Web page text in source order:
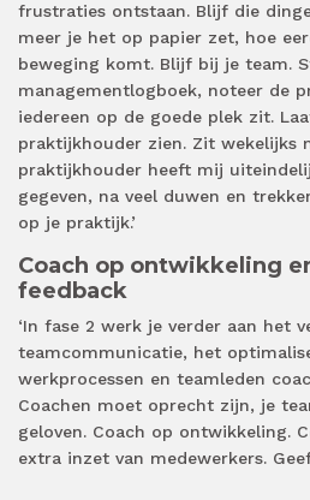
frustraties ontstaan. Blijf die
meer je het op papier zet, hoe
beweging komt. Blijf bij je team.
managementlogboek, noteer de
iedereen op de goede plek zit.
praktijkhouder zien. Zit wekelijks
praktijkhouder heeft mij
gegeven, na veel duwen en
op je praktijk.’
Coach op ontwikkeling
feedback
‘In fase 2 werk je verder aan het
teamcommunicatie, het
werkprocessen en teamleden
Coachen moet oprecht zijn, je
geloven. Coach op ontwikkeling.
extra inzet van medewerkers.